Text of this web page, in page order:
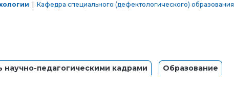
Кафедра специального (дефектологического) образования
научно-педагогическими кадрами Образование